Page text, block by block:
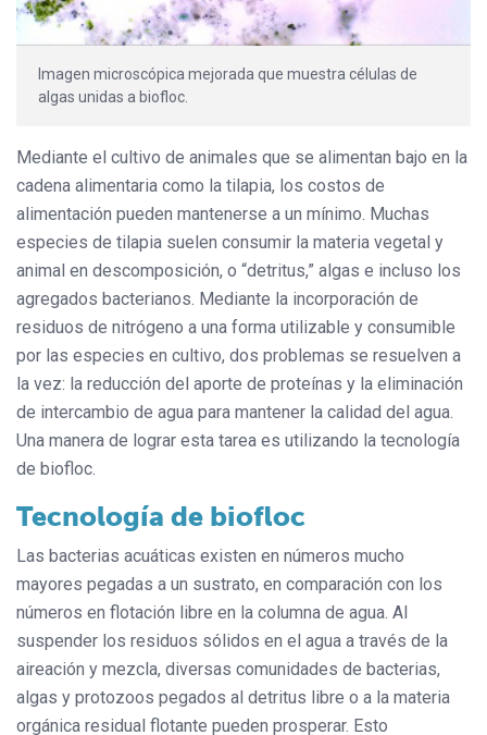
Imagen microscópica mejorada que muestra células de
algas unidas a biofloc.
Mediante el cultivo de animales que se alimentan bajo en la
cadena alimentaria como la tilapia, los costos de
alimentación pueden mantenerse a un mínimo. Muchas
especies de tilapia suelen consumir la materia vegetal y
animal en descomposición, o “detritus,” algas e incluso los
agregados bacterianos. Mediante la incorporación de
residuos de nitrógeno a una forma utilizable y consumible
por las especies en cultivo, dos problemas se resuelven a
la vez: la reducción del aporte de proteínas y la eliminación
de intercambio de agua para mantener la calidad del agua.
Una manera de lograr esta tarea es utilizando la tecnología
de biofloc.
Tecnología de biofloc
Las bacterias acuáticas existen en números mucho
mayores pegadas a un sustrato, en comparación con los
números en flotación libre en la columna de agua. Al
suspender los residuos sólidos en el agua a través de la
aireación y mezcla, diversas comunidades de bacterias,
algas y protozoos pegados al detritus libre o a la materia
orgánica residual flotante pueden prosperar. Esto